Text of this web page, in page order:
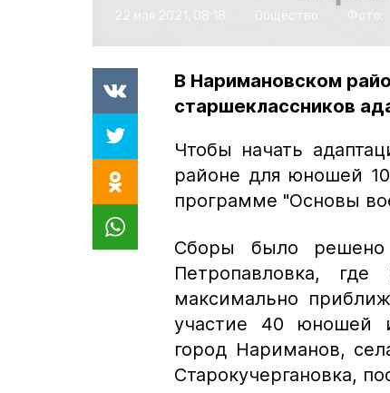
В Наримановском
старшеклассников
Чтобы начать
районе для юношей
программе "Основы
Сборы было
Петропавловка, где
максимально
участие 40 юношей
город Нариманов,
Старокучергановка,